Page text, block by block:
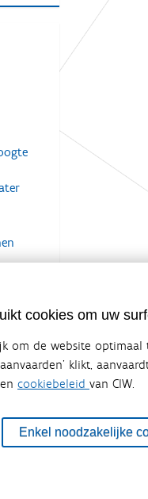
cookies om uw
om de website
klikt,
cookiebeleid van CIW.
Enkel noodzakelijke
is een officiële website
Waterbeleid (CIW) is een
aan het overleg. Deze